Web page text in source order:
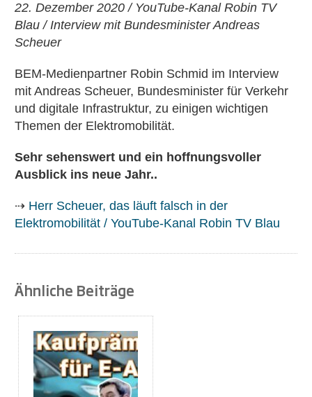
22. Dezember 2020 / YouTube-Kanal Robin TV
Blau / Interview mit Bundesminister Andreas
Scheuer
BEM-Medienpartner Robin Schmid im Interview
mit Andreas Scheuer, Bundesminister für Verkehr
und digitale Infrastruktur, zu einigen wichtigen
Themen der Elektromobilität.
Sehr sehenswert und ein hoffnungsvoller
Ausblick ins neue Jahr..
⇢ Herr Scheuer, das läuft falsch in der
Elektromobilität / YouTube-Kanal Robin TV Blau
Ähnliche Beiträge